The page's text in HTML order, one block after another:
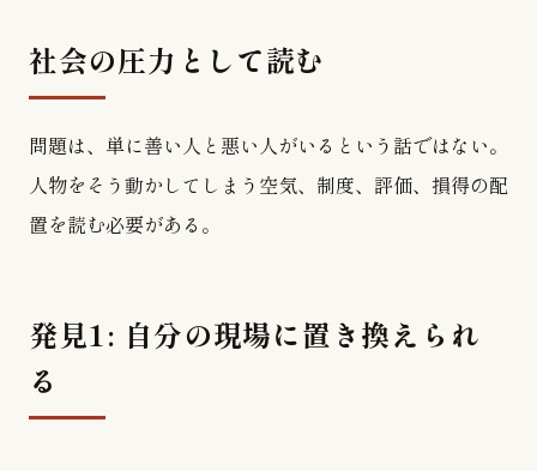
社会の圧力として読む
問題は、単に善い人と悪い人がいるという話ではない。
人物をそう動かしてしまう空気、制度、評価、損得の配
置を読む必要がある。
発見1: 自分の現場に置き換えられ
る